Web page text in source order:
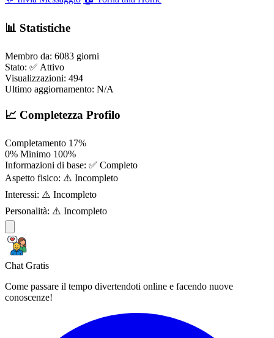
📊 Statistiche
Membro da: 6083 giorni
Stato: ✅ Attivo
Visualizzazioni: 494
Ultimo aggiornamento: N/A
📈 Completezza Profilo
Completamento 17%
0% Minimo 100%
Informazioni di base: ✅ Completo
Aspetto fisico: ⚠️ Incompleto
Interessi: ⚠️ Incompleto
Personalità: ⚠️ Incompleto
Chat Gratis
Come passare il tempo divertendoti online e facendo nuove
conoscenze!